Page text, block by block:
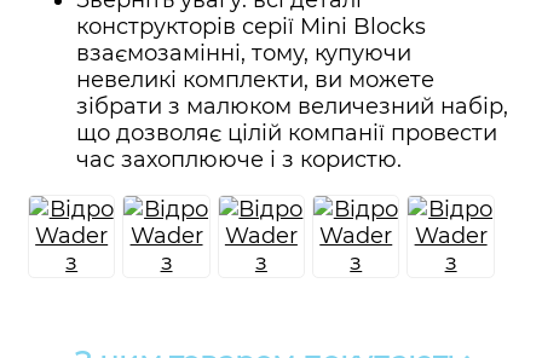
конструкторів серії Mini Blocks
взаємозамінні, тому, купуючи
невеликі комплекти, ви можете
зібрати з малюком величезний набір,
що дозволяє цілій компанії провести
час захоплююче і з користю.